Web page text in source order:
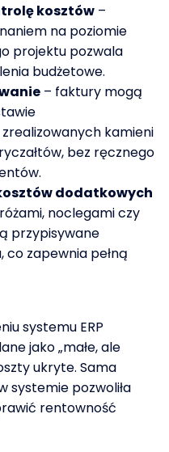
kosztów –
na poziomie
projektu pozwala
budżetowe.
– faktury mogą
kamieni
bez ręcznego
dodatkowych
noclegami czy
przypisywane
zapewnia pełną
systemu ERP
jako „małe, ale
ukryte. Sama
systemie pozwoliła
rentowność